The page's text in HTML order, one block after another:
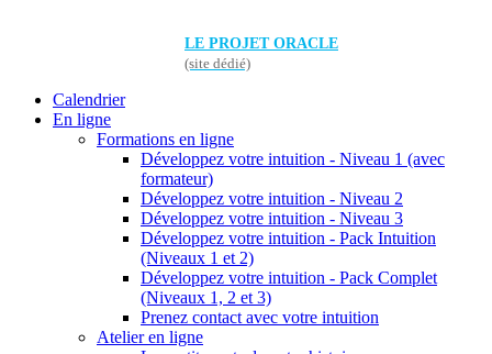
LE PROJET ORACLE
(site dédié)
Calendrier
En ligne
Formations en ligne
Développez votre intuition - Niveau 1 (avec
formateur)
Développez votre intuition - Niveau 2
Développez votre intuition - Niveau 3
Développez votre intuition - Pack Intuition
(Niveaux 1 et 2)
Développez votre intuition - Pack Complet
(Niveaux 1, 2 et 3)
Prenez contact avec votre intuition
Atelier en ligne